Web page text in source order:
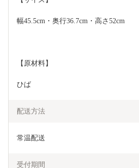
幅45.5cm・奥行36.7cm・高さ52cm
【原材料】
ひば
配送方法
常温配送
受付期間